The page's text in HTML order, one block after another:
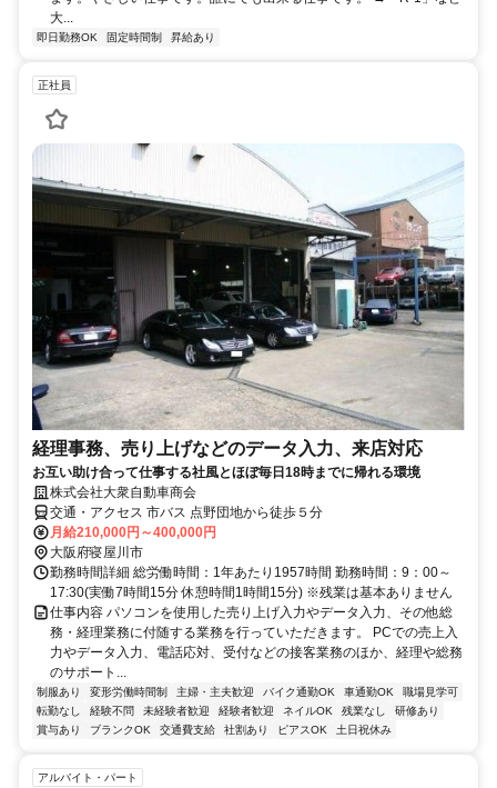
大...
即日勤務OK 固定時間制 昇給あり
正社員
経理事務、売り上げなどのデータ入力、来店対応
お互い助け合って仕事する社風とほぼ毎日18時までに帰れる環境
株式会社大衆自動車商会
交通・アクセス 市バス 点野団地から徒歩５分
月給210,000円～400,000円
大阪府寝屋川市
勤務時間詳細 総労働時間：1年あたり1957時間 勤務時間：9：00～
17:30(実働7時間15分 休憩時間1時間15分) ※残業は基本ありません
仕事内容 パソコンを使用した売り上げ入力やデータ入力、その他総
務・経理業務に付随する業務を行っていただきます。 PCでの売上入
力やデータ入力、電話応対、受付などの接客業務のほか、経理や総務
のサポート...
制服あり 変形労働時間制 主婦・主夫歓迎 バイク通勤OK 車通勤OK
職場見学可
転勤なし
経験不問 未経験者歓迎 経験者歓迎 ネイルOK 残業なし
研修あり
賞与あり
ブランクOK 交通費支給 社割あり ピアスOK 土日祝休み
アルバイト・パート